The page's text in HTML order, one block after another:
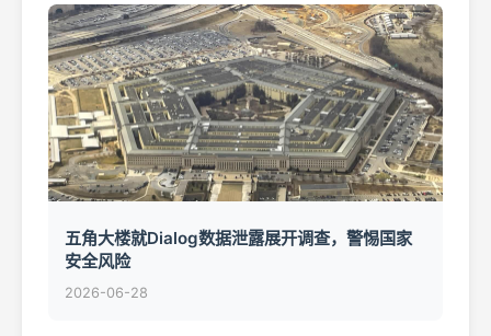
五角大楼就Dialog数据泄露展开调查，警惕国家
安全风险
2026-06-28